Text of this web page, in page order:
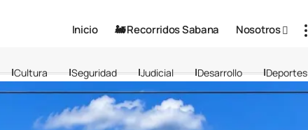
Inicio 🚂 Recorridos Sabana Nosotros
Cultura Seguridad Judicial Desarrollo Deportes